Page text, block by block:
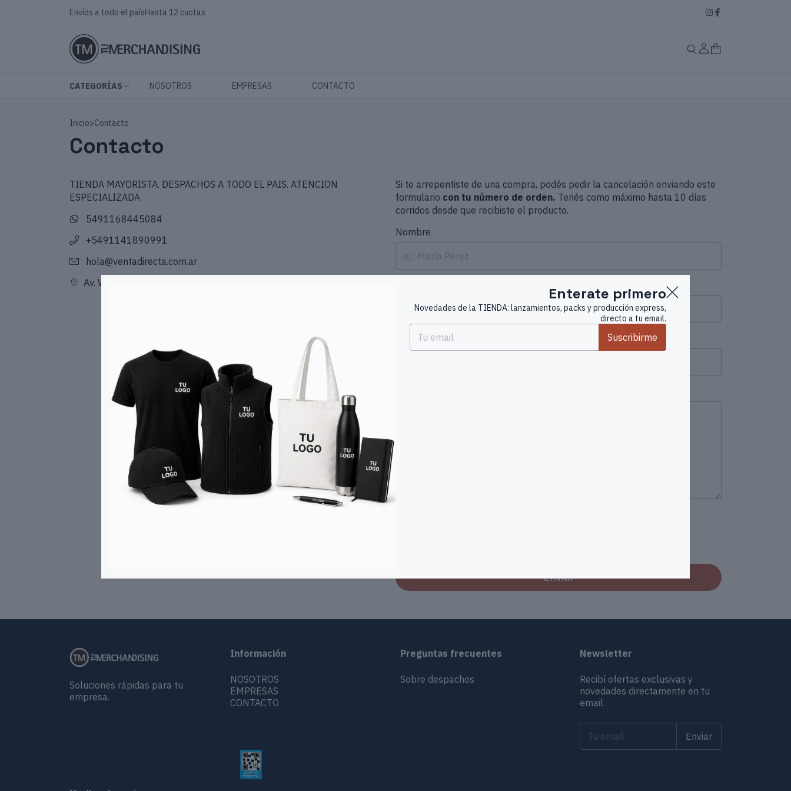
Envíos a todo el paísHasta 12 cuotas
CATEGORÍAS NOSOTROS EMPRESAS CONTACTO
Inicio>Contacto
Contacto
TIENDA MAYORISTA. DESPACHOS A TODO EL PAIS. ATENCION
ESPECIALIZADA
5491168445084
+5491141890991
hola@ventadirecta.com.ar
Av. Warnes 308, 1414 CABA
Si te arrepentiste de una compra, podés pedir la cancelación enviando este
formulario con tu número de orden. Tenés como máximo hasta 10 días
corridos desde que recibiste el producto.
Nombre
Teléfono
Enviar
Soluciones rápidas para tu
empresa.
Información
NOSOTROS
EMPRESAS
CONTACTO
Preguntas frecuentes
Sobre despachos
Newsletter
Recibí ofertas exclusivas y
novedades directamente en tu
email.
Enterate primero
Novedades de la TIENDA: lanzamientos, packs y producción express,
directo a tu email.
Suscribirme